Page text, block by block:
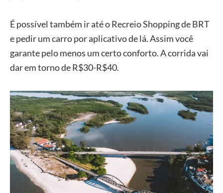
É possível também ir até o Recreio Shopping de BRT
e pedir um carro por aplicativo de lá. Assim você
garante pelo menos um certo conforto. A corrida vai
dar em torno de R$30-R$40.